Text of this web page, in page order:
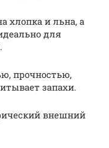
хлопка и льна, а
для
прочностью,
запахи.
внешний